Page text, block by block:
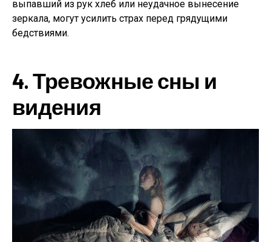
выпавший из рук хлеб или неудачное вынесение
зеркала, могут усилить страх перед грядущими
бедствиями.
4. Тревожные сны и
видения